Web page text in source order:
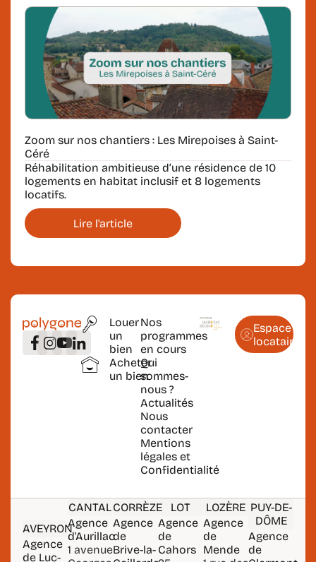
Zoom sur nos chantiers : Les Mirepoises à Saint-
Céré
Réhabilitation ambitieuse d’une résidence de 10
logements en habitat inclusif et 8 logements
locatifs.
Lire l'article
Louer
un
bien
Acheter
un bien
Nos
programmes
en cours
Qui
sommes-
nous ?
Actualités
Nous
contacter
Mentions
légales et
Confidentialité
Espace
locataire
AVEYRON
Agence
de Luc-
CANTAL
Agence
d'Aurillac
1 avenue
CORRÈZE
Agence
de
Brive-la-
LOT
Agence
de
Cahors
LOZÈRE
Agence
de
Mende
PUY-DE-
DÔME
Agence
de